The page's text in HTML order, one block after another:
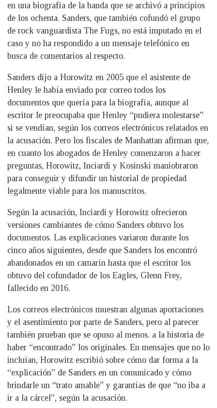
en una biografía de la banda que se archivó a principios
de los ochenta. Sanders, que también cofundó el grupo
de rock vanguardista The Fugs, no está imputado en el
caso y no ha respondido a un mensaje telefónico en
busca de comentarios al respecto.
Sanders dijo a Horowitz en 2005 que el asistente de
Henley le había enviado por correo todos los
documentos que quería para la biografía, aunque al
escritor le preocupaba que Henley “pudiera molestarse”
si se vendían, según los correos electrónicos relatados en
la acusación. Pero los fiscales de Manhattan afirman que,
en cuanto los abogados de Henley comenzaron a hacer
preguntas, Horowitz, Inciardi y Kosinski maniobraron
para conseguir y difundir un historial de propiedad
legalmente viable para los manuscritos.
Según la acusación, Inciardi y Horowitz ofrecieron
versiones cambiantes de cómo Sanders obtuvo los
documentos. Las explicaciones variaron durante los
cinco años siguientes, desde que Sanders los encontró
abandonados en un camarín hasta que el escritor los
obtuvo del cofundador de los Eagles, Glenn Frey,
fallecido en 2016.
Los correos electrónicos muestran algunas aportaciones
y el asentimiento por parte de Sanders, pero al parecer
también prueban que se opuso al menos. a la historia de
haber “encontrado” los originales. En mensajes que no lo
incluían, Horowitz escribió sobre cómo dar forma a la
“explicación” de Sanders en un comunicado y cómo
brindarle un “trato amable” y garantías de que “no iba a
ir a la cárcel”, según la acusación.